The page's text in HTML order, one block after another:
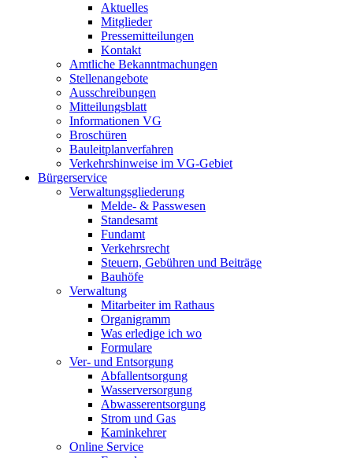
Aktuelles
Mitglieder
Pressemitteilungen
Kontakt
Amtliche Bekanntmachungen
Stellenangebote
Ausschreibungen
Mitteilungsblatt
Informationen VG
Broschüren
Bauleitplanverfahren
Verkehrshinweise im VG-Gebiet
Bürgerservice
Verwaltungsgliederung
Melde- & Passwesen
Standesamt
Fundamt
Verkehrsrecht
Steuern, Gebühren und Beiträge
Bauhöfe
Verwaltung
Mitarbeiter im Rathaus
Organigramm
Was erledige ich wo
Formulare
Ver- und Entsorgung
Abfallentsorgung
Wasserversorgung
Abwasserentsorgung
Strom und Gas
Kaminkehrer
Online Service